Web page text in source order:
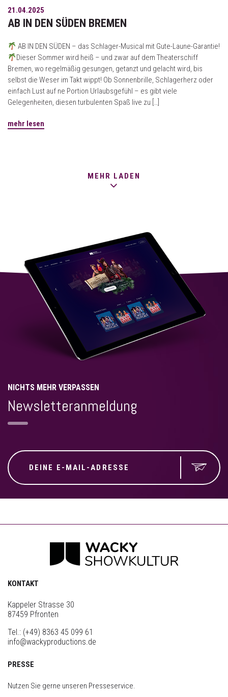
21.04.2025
AB IN DEN SÜDEN BREMEN
AB IN DEN SÜDEN – das Schlager-Musical mit Gute-Laune-Garantie!
Dieser Sommer wird heiß – und zwar auf dem Theaterschiff
Bremen, wo regelmäßig gesungen, getanzt und gelacht wird, bis
selbst die Weser im Takt wippt! Ob Sonnenbrille, Schlagerherz oder
einfach Lust auf ne Portion Urlaubsgefühl – es gibt viele
Gelegenheiten, diesen turbulenten Spaß live zu […]
mehr lesen
MEHR LADEN
NICHTS MEHR VERPASSEN
Newsletteranmeldung
KONTAKT
Kappeler Strasse 30
87459 Pfronten
Tel.: (+49) 8363 45 099 61
info@wackyproductions.de
PRESSE
Nutzen Sie gerne unseren Presseservice.